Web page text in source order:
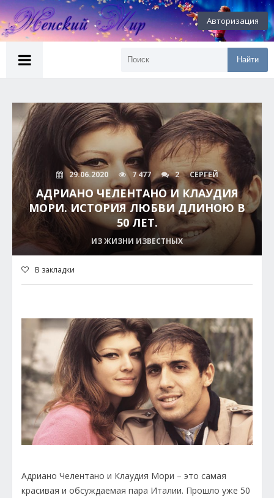
Авторизация
Найти
29.06.2020 7 477 2 СЕРГЕЙ
АДРИАНО ЧЕЛЕНТАНО И КЛАУДИЯ
МОРИ. ИСТОРИЯ ЛЮБВИ ДЛИНОЮ В
50 ЛЕТ.
ИЗ ЖИЗНИ ИЗВЕСТНЫХ
В закладки
Адриано Челентано и Клаудия Мори – это самая
красивая и обсуждаемая пара Италии. Прошло уже 50